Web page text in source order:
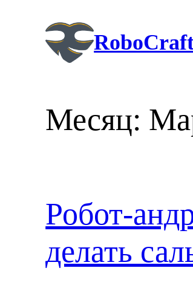
содержимому
Месяц:
Робот-
делать